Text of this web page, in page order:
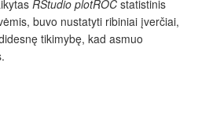
RStudio plotROC statistinis
buvo nustatyti ribiniai įverčiai,
tikimybę, kad asmuo